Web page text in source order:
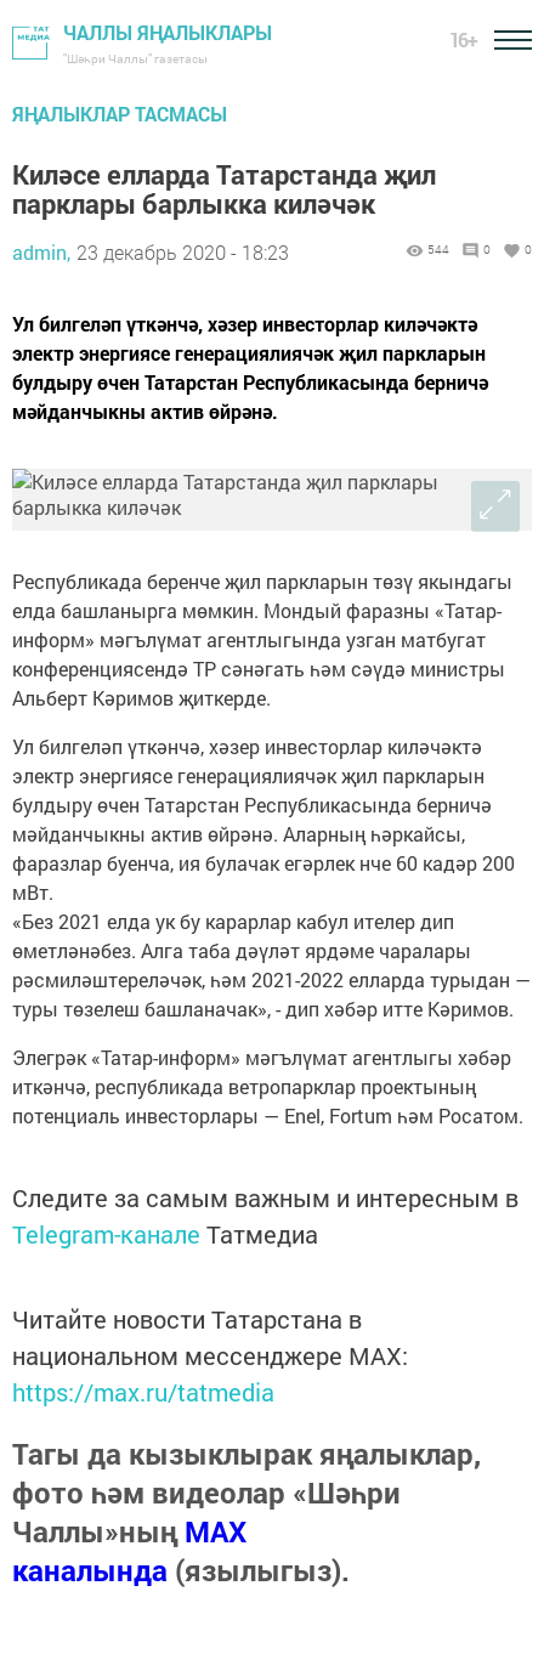
ЧАЛЛЫ ЯҢАЛЫКЛАРЫ
"Шәһри Чаллы" газетасы
16+
ЯҢАЛЫКЛАР ТАСМАСЫ
Киләсе елларда Татарстанда җил
парклары барлыкка киләчәк
admin, 23 декабрь 2020 - 18:23 544 0 0
Ул билгеләп үткәнчә, хәзер инвесторлар киләчәктә
электр энергиясе генерациялиячәк җил паркларын
булдыру өчен Татарстан Республикасында берничә
мәйданчыкны актив өйрәнә.
Республикада беренче җил паркларын төзү якындагы
елда башланырга мөмкин. Мондый фаразны «Татар-
информ» мәгълүмат агентлыгында узган матбугат
конференциясендә ТР сәнәгать һәм сәүдә министры
Альберт Кәримов җиткерде.
Ул билгеләп үткәнчә, хәзер инвесторлар киләчәктә
электр энергиясе генерациялиячәк җил паркларын
булдыру өчен Татарстан Республикасында берничә
мәйданчыкны актив өйрәнә. Аларның һәркайсы,
фаразлар буенча, ия булачак егәрлек нче 60 кадәр 200
мВт.
«Без 2021 елда ук бу карарлар кабул ителер дип
өметләнәбез. Алга таба дәүләт ярдәме чаралары
рәсмиләштереләчәк, һәм 2021-2022 елларда турыдан —
туры төзелеш башланачак», - дип хәбәр итте Кәримов.
Элегрәк «Татар-информ» мәгълүмат агентлыгы хәбәр
иткәнчә, республикада ветропарклар проектының
потенциаль инвесторлары — Enel, Fortum һәм Росатом.
Следите за самым важным и интересным в
Telegram-канале Татмедиа
Читайте новости Татарстана в
национальном мессенджере MАХ:
https://max.ru/tatmedia
Тагы да кызыклырак яңалыклар,
фото һәм видеолар «Шәһри
Чаллы»ныңMAX
каналында (язылыгыз).